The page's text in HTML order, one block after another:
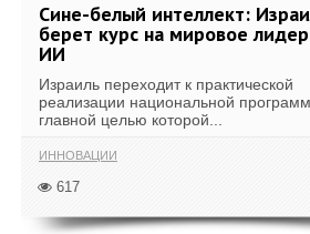
Сине-белый интеллект:
берет курс на мировое
ИИ
Израиль переходит к практической
реализации национальной
главной целью которой...
ИННОВАЦИИ
617